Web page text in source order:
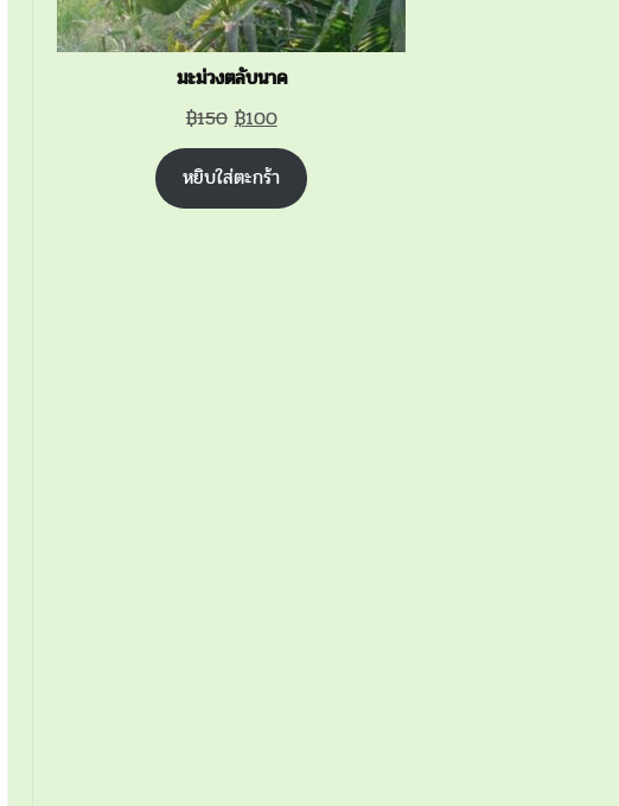
มะม่วงตลับนาค
฿150 Original
price
was:
฿150.
฿100Current
price
is:
฿100.
หยิบใส่ตะกร้า